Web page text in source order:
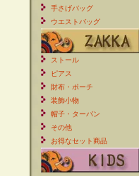
手さげバッグ
ウエストバッグ
ストール
ピアス
財布・ポーチ
装飾小物
帽子・ターバン
その他
お得なセット商品